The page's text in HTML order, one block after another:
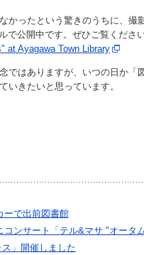
かったという驚きのうちに、撮
で公開中です。ぜひご覧くださ
Ayagawa Town Library
ではありますが、いつの日か「
いきたいと思っています。
で出前図書館
ンサート「テル&マサ "オータ
」開催しました